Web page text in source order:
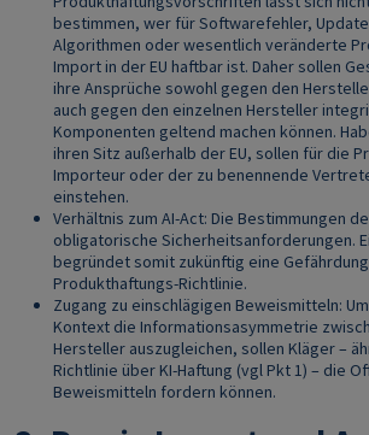
bestimmen, wer für Softwarefehler,
Algorithmen oder wesentlich veränderte
Import in der EU haftbar ist. Daher sollen
ihre Ansprüche sowohl gegen den
auch gegen den einzelnen Hersteller
Komponenten geltend machen können.
ihren Sitz außerhalb der EU, sollen für die
Importeur oder der zu benennende
einstehen.
Verhältnis zum AI-Act: Die Bestimmungen
obligatorische Sicherheitsanforderungen.
begründet somit zukünftig eine
Produkthaftungs-Richtlinie.
Zugang zu einschlägigen Beweismitteln:
Kontext die Informationsasymmetrie
Hersteller auszugleichen, sollen Kläger –
Richtlinie über KI-Haftung (vgl Pkt 1) – die
Beweismitteln fordern können.